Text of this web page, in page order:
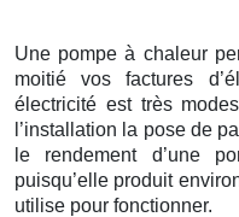
Une pompe à chaleur
moitié vos factures
électricité est très
l’installation la pose de
le rendement d’une
puisqu’elle produit
utilise pour fonctionner.